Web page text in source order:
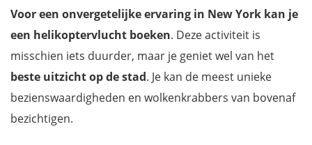
Voor een onvergetelijke ervaring in New York kan je
een helikoptervlucht boeken. Deze activiteit is
misschien iets duurder, maar je geniet wel van het
beste uitzicht op de stad. Je kan de meest unieke
bezienswaardigheden en wolkenkrabbers van bovenaf
bezichtigen.